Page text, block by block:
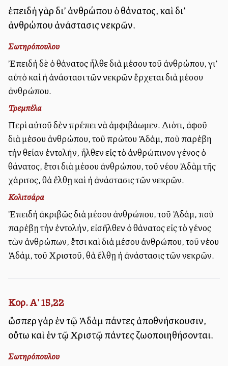
ἐπειδὴ γὰρ δι’ ἀνθρώπου ὁ θάνατος, καὶ δι’
ἀνθρώπου ἀνάστασις νεκρῶν.
Σωτηρόπουλου
Ἐπειδὴ δὲ ὁ θάνατος ἦλθε διὰ μέσου τοῦ ἀνθρώπου, γι’
αὐτὸ καὶ ἡ ἀνάστασι τῶν νεκρῶν ἔρχεται διὰ μέσου
ἀνθρώπου.
Τρεμπέλα
Περὶ αὐτοῦ δὲν πρέπει νὰ ἀμφιβάλλωμεν. Διότι, ἀφοῦ
διὰ μέσου ἀνθρώπου, τοῦ πρώτου Ἀδάμ, ποὺ παρέβη
τὴν θείαν ἐντολήν, ἦλθεν εἰς τὸ ἀνθρώπινον γένος ὁ
θάνατος, ἔτσι διὰ μέσου ἀνθρώπου, τοῦ νέου Ἀδὰμ τῆς
χάριτος, θὰ ἔλθῃ καὶ ἡ ἀνάστασις τῶν νεκρῶν.
Κολιτσάρα
Ἐπειδὴ ἀκριβῶς διὰ μέσου ἀνθρώπου, τοῦ Ἀδάμ, ποὺ
παρέβῃ τὴν ἐντολήν, εἰσῆλθεν ὁ θάνατος εἰς τὸ γένος
τὼν ἀνθρώπων, ἔτσι καὶ διὰ μέσου ἀνθρώπου, τοῦ νέου
Ἀδάμ, τοῦ Χριστοῦ, θὰ ἔλθῃ ἡ ἀνάστασις τῶν νεκρῶν.
Κορ. Α' 15,22
ὥσπερ γὰρ ἐν τῷ Ἀδὰμ πάντες ἀποθνήσκουσιν,
οὕτω καὶ ἐν τῷ Χριστῷ πάντες ζωοποιηθήσονται.
Σωτηρόπουλου